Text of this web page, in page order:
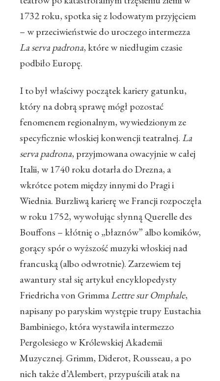
1732 roku, spotka się z lodowatym przyjęciem
– w przeciwieństwie do uroczego intermezza
La serva padrona, które w niedługim czasie
podbiło Europę.
I to był właściwy początek kariery gatunku,
który na dobrą sprawę mógł pozostać
fenomenem regionalnym, wywiedzionym ze
specyficznie włoskiej konwencji teatralnej.La
serva padrona, przyjmowana owacyjnie w całej
Italii, w 1740 roku dotarła do Drezna, a
wkrótce potem między innymi do Pragi i
Wiednia. Burzliwą karierę we Francji rozpoczęła
w roku 1752, wywołując słynną Querelle des
Bouffons – kłótnię o „błaznów” albo komików,
gorący spór o wyższość muzyki włoskiej nad
francuską (albo odwrotnie). Zarzewiem tej
awantury stał się artykuł encyklopedysty
Friedricha von GrimmaLettre sur Omphale,
napisany po paryskim występie trupy Eustachia
Bambiniego, która wystawiła intermezzo
Pergolesiego w Królewskiej Akademii
Muzycznej. Grimm, Diderot, Rousseau, a po
nich także d’Alembert, przypuścili atak na